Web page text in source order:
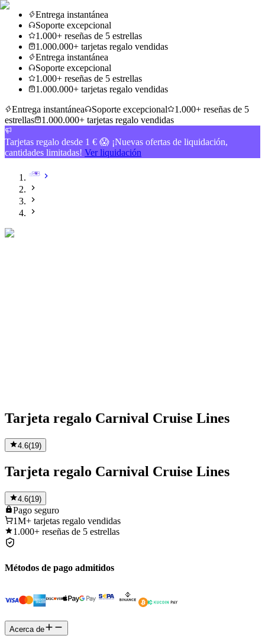
Entrega instantánea
Soporte excepcional
1.000+ reseñas de 5 estrellas
1.000.000+ tarjetas regalo vendidas
Entrega instantánea
Soporte excepcional
1.000+ reseñas de 5 estrellas
1.000.000+ tarjetas regalo vendidas
Entrega instantánea
Soporte excepcional
1.000+ reseñas de 5
estrellas
1.000.000+ tarjetas regalo vendidas
Tarjetas regalo desde 1 € 😱 ¡Nuevas ofertas de liquidación,
cantidades limitadas! Ver liquidación
Tarjeta regalo Carnival Cruise Lines
4.6(19)
Tarjeta regalo Carnival Cruise Lines
4.6(19)
Pago seguro
1M+ tarjetas regalo vendidas
1.000+ reseñas de 5 estrellas
Métodos de pago admitidos
Acerca de